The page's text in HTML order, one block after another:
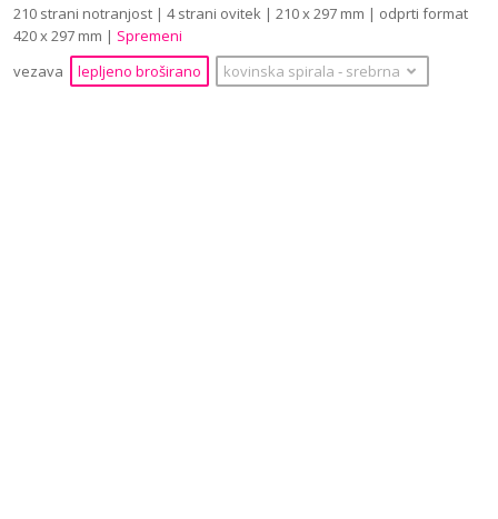
210 strani notranjost | 4 strani ovitek | 210 x 297 mm | odprti format
420 x 297 mm | Spremeni
vezava
lepljeno broširano kovinska spirala ‐ srebrna